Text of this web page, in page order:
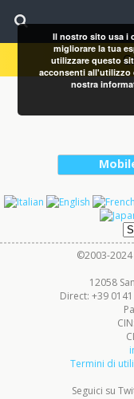
©2003-
12058
Direct: +39
Termini di
Seguici su
Il nostro sito usa i
migliorare la tua
utilizzare questo
acconsenti all'utilizzo
nostra